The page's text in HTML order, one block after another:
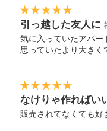
引っ越した友人に
気に入っていたアパー
思っていたより大きく
なけりゃ作ればい
販売されてなくても好